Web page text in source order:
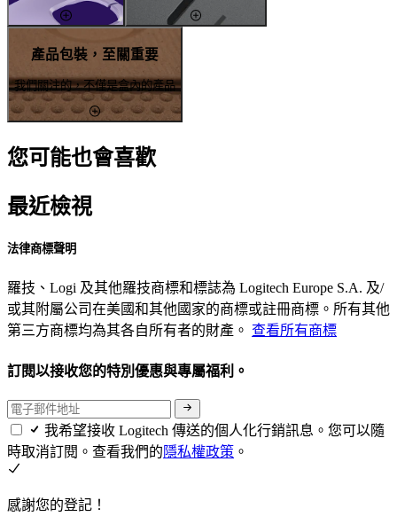
產品包裝，至關重要
我們關注的，不僅是盒內的產品
您可能也會喜歡
最近檢視
法律商標聲明
羅技、Logi 及其他羅技商標和標誌為 Logitech Europe S.A. 及/
或其附屬公司在美國和其他國家的商標或註冊商標。所有其他
第三方商標均為其各自所有者的財產。 查看所有商標
訂閱以接收您的特別優惠與專屬福利。
我希望接收 Logitech 傳送的個人化行銷訊息。您可以隨
時取消訂閱。查看我們的隱私權政策 。
感謝您的登記！